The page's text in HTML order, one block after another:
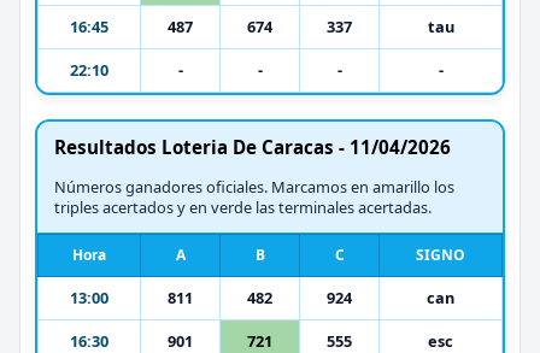
16:45
487 674 337
tau
22:10
- - - -
Resultados Loteria De Caracas - 11/04/2026
Números ganadores oficiales. Marcamos en amarillo los
triples acertados y en verde las terminales acertadas.
Hora A B C SIGNO
13:00 811 482 924
can
16:30
901 721 555
esc